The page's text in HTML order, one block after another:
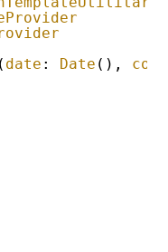
( date : Date (),